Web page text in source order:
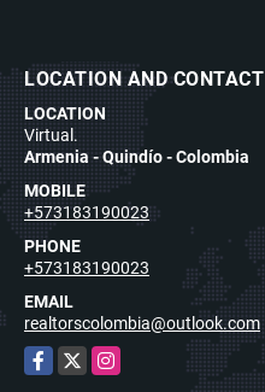
LOCATION AND CONTACT
LOCATION
Virtual.
Armenia - Quindío - Colombia
MOBILE
+573183190023
PHONE
+573183190023
EMAIL
realtorscolombia@outlook.com
Facebook
X Instagram